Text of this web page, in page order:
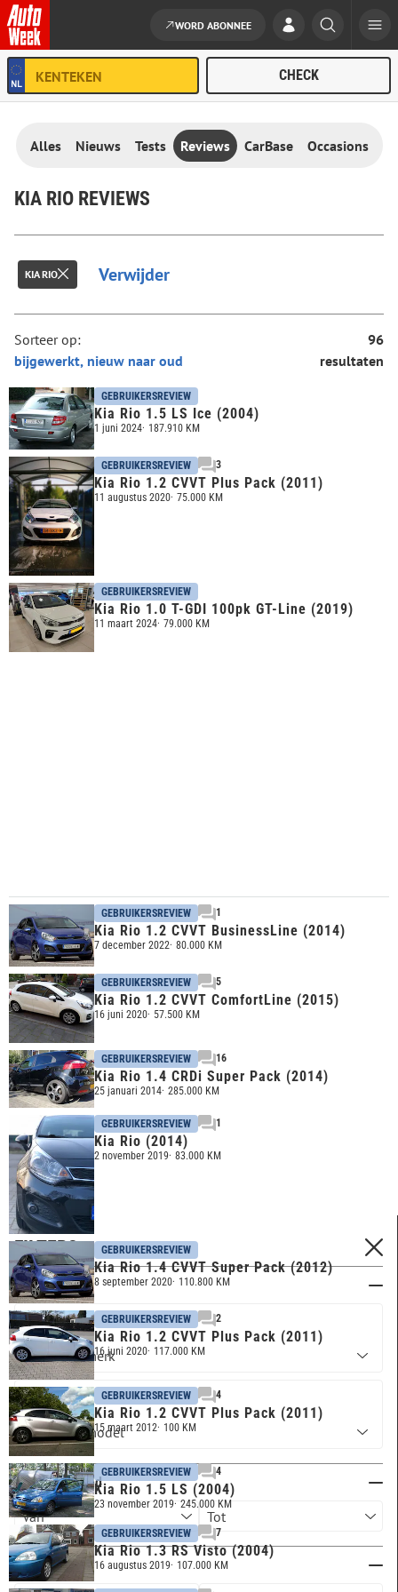
Ga naar de inhoud
WORD ABONNEE
Alles Nieuws Tests Reviews CarBase Occasions
FILTERS
Merk & model
KIA
RIO
Kilometerstand
Bouwjaar
KIA RIO REVIEWS
KIA RIO Verwijder
Sorteer op:
96
resultaten
GEBRUIKERSREVIEW
Kia Rio 1.5 LS Ice (2004)
1 juni 2024 187.910 KM
GEBRUIKERSREVIEW 3
Kia Rio 1.2 CVVT Plus Pack (2011)
11 augustus 2020 75.000 KM
GEBRUIKERSREVIEW
Kia Rio 1.0 T-GDI 100pk GT-Line (2019)
11 maart 2024 79.000 KM
GEBRUIKERSREVIEW 1
Kia Rio 1.2 CVVT BusinessLine (2014)
7 december 2022 80.000 KM
GEBRUIKERSREVIEW 5
Kia Rio 1.2 CVVT ComfortLine (2015)
16 juni 2020 57.500 KM
GEBRUIKERSREVIEW 16
Kia Rio 1.4 CRDi Super Pack (2014)
25 januari 2014 285.000 KM
GEBRUIKERSREVIEW 1
Kia Rio (2014)
2 november 2019 83.000 KM
GEBRUIKERSREVIEW
Kia Rio 1.4 CVVT Super Pack (2012)
8 september 2020 110.800 KM
GEBRUIKERSREVIEW 2
Kia Rio 1.2 CVVT Plus Pack (2011)
16 juni 2020 117.000 KM
GEBRUIKERSREVIEW 4
Kia Rio 1.2 CVVT Plus Pack (2011)
15 maart 2012 100 KM
GEBRUIKERSREVIEW 4
Kia Rio 1.5 LS (2004)
23 november 2019 245.000 KM
GEBRUIKERSREVIEW 7
Kia Rio 1.3 RS Visto (2004)
16 augustus 2019 107.000 KM